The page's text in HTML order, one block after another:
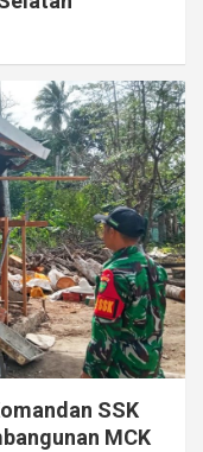
SSK
MCK